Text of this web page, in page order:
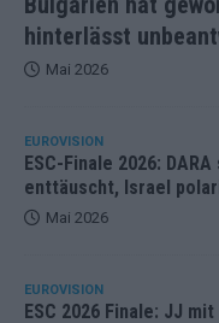
hinterlässt
Mai 2026
EUROVISION
ESC-Finale 2026:
enttäuscht, Israel
Mai 2026
EUROVISION
ESC 2026 Finale: JJ